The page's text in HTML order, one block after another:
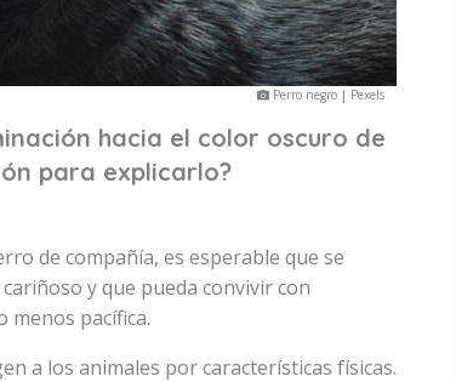
Perro negro | Pexels
hacia el color oscuro de
para explicarlo?
de compañía, es esperable que se
y que pueda convivir con
menos pacífica.
a los animales por características físicas.